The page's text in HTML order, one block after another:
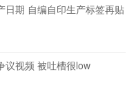
日期 自编自印生产标签再贴
议视频 被吐槽很low